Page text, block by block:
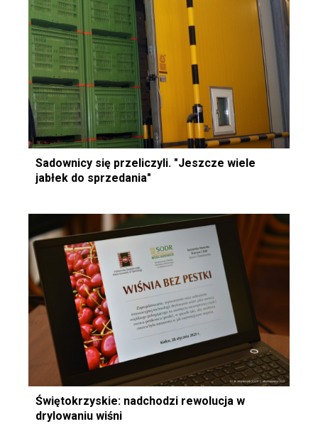
Sadownicy się przeliczyli. "Jeszcze wiele
jabłek do sprzedania"
Świętokrzyskie: nadchodzi rewolucja w
drylowaniu wiśni